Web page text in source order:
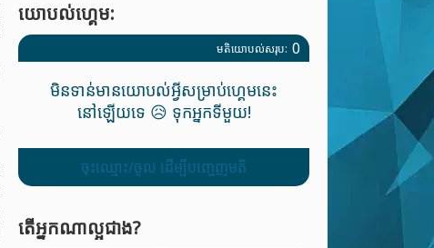
យោបល់ហ្គេម:
មតិយោបល់សរុប: 0
មិនទាន់មានយោបល់អ្វីសម្រាប់ហ្គេមនេះ
នៅឡើយទេ 😥 ទុកអ្នកទីមួយ!
ចុះឈ្មោះ/ចូល ដើម្បីបញ្ចេញមតិ
តើអ្នកណាល្អជាង?